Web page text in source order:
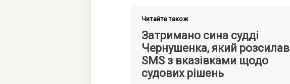
Читайте також
Затримано сина судді
Чернушенка, який розсилав
SMS з вказівками щодо
судових рішень